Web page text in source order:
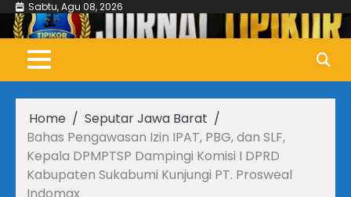
Skip
content
Sabtu, Agu 08, 2026
Home
Seputar Jawa Barat
Bahas Pengawasan Izin IPAT, PBG, dan SLF,
Kepala DPMPTSP Dampingi Komisi I DPRD
Kabupaten Sukabumi Kunjungi PT. Prosweal